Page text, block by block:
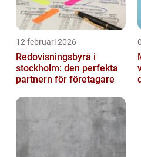
12 februari 2026
Redovisningsbyrå i
stockholm: den perfekta
partnern för företagare